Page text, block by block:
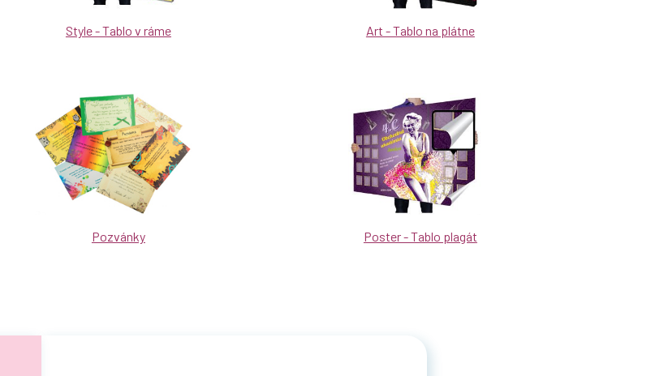
Style - Tablo v ráme Art - Tablo na plátne
Pozvánky Poster - Tablo plagát